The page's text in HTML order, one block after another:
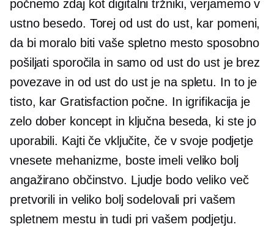
počnemo zdaj kot digitalni tržniki, verjamemo v
ustno besedo. Torej od ust do ust, kar pomeni,
da bi moralo biti vaše spletno mesto sposobno
pošiljati sporočila in samo od ust do ust je brez
povezave in od ust do ust je na spletu. In to je
tisto, kar Gratisfaction počne. In igrifikacija je
zelo dober koncept in ključna beseda, ki ste jo
uporabili. Kajti če vključite, če v svoje podjetje
vnesete mehanizme, boste imeli veliko bolj
angažirano občinstvo. Ljudje bodo veliko več
pretvorili in veliko bolj sodelovali pri vašem
spletnem mestu in tudi pri vašem podjetju.